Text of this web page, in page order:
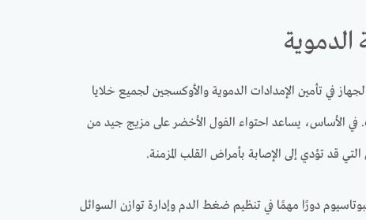
في تأمين الإمدادات الدموية والأوكسجين لجميع خلايا
في الأساس، يساعد احتواء الفول الأخضر على مزيج جيد من
قد تؤدي إلى الإصابة بأمراض القلب المزمنة.
دورًا مهمًا في تنظيم ضغط الدم وإدارة توازن السوائل